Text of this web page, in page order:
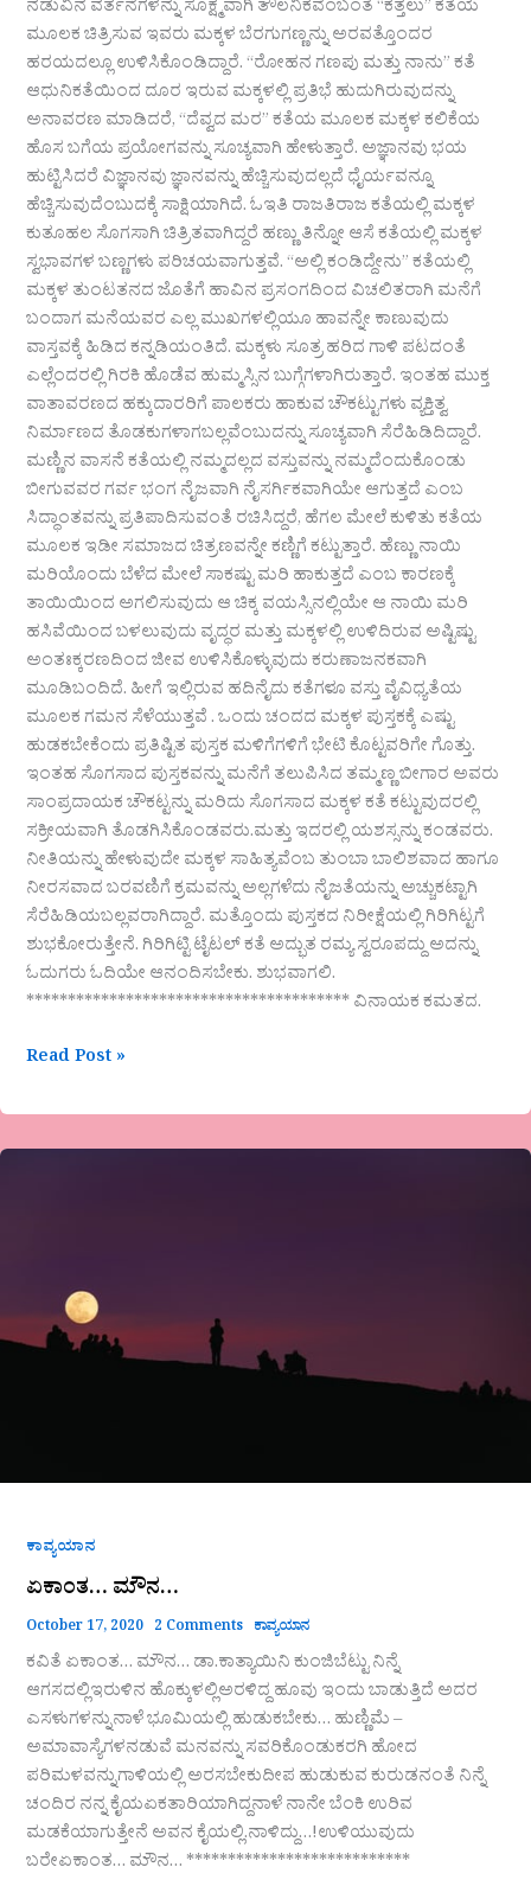
ನಡುವಿನ ವರ್ತನೆಗಳನ್ನು ಸೂಕ್ಷ್ಮವಾಗಿ ತೌಲನಿಕವೆಂಬಂತೆ “ಕತ್ತಲು” ಕತೆಯ
ಮೂಲಕ ಚಿತ್ರಿಸುವ ಇವರು ಮಕ್ಕಳ ಬೆರಗುಗಣ್ಣನ್ನು ಅರವತ್ತೊಂದರ
ಹರಯದಲ್ಲೂ ಉಳಿಸಿಕೊಂಡಿದ್ದಾರೆ. “ರೋಹನ ಗಣಪು ಮತ್ತು ನಾನು” ಕತೆ
ಆಧುನಿಕತೆಯಿಂದ ದೂರ ಇರುವ ಮಕ್ಕಳಲ್ಲಿ ಪ್ರತಿಭೆ ಹುದುಗಿರುವುದನ್ನು
ಅನಾವರಣ ಮಾಡಿದರೆ, “ದೆವ್ವದ ಮರ” ಕತೆಯ ಮೂಲಕ ಮಕ್ಕಳ ಕಲಿಕೆಯ
ಹೊಸ ಬಗೆಯ ಪ್ರಯೋಗವನ್ನು ಸೂಚ್ಯವಾಗಿ ಹೇಳುತ್ತಾರೆ. ಅಜ್ಞಾನವು ಭಯ
ಹುಟ್ಟಿಸಿದರೆ ವಿಜ್ಞಾನವು ಜ್ಞಾನವನ್ನು ಹೆಚ್ಚಿಸುವುದಲ್ಲದೆ ಧೈರ್ಯವನ್ನೂ
ಹೆಚ್ಚಿಸುವುದೆಂಬುದಕ್ಕೆ ಸಾಕ್ಷಿಯಾಗಿದೆ. ಓಇತಿ ರಾಜತಿರಾಜ ಕತೆಯಲ್ಲಿ ಮಕ್ಕಳ
ಕುತೂಹಲ ಸೊಗಸಾಗಿ ಚಿತ್ರಿತವಾಗಿದ್ದರೆ ಹಣ್ಣು ತಿನ್ನೋ ಆಸೆ ಕತೆಯಲ್ಲಿ ಮಕ್ಕಳ
ಸ್ವಭಾವಗಳ ಬಣ್ಣಗಳು ಪರಿಚಯವಾಗುತ್ತವೆ. “ಅಲ್ಲಿ ಕಂಡಿದ್ದೇನು” ಕತೆಯಲ್ಲಿ
ಮಕ್ಕಳ ತುಂಟತನದ ಜೊತೆಗೆ ಹಾವಿನ ಪ್ರಸಂಗದಿಂದ ವಿಚಲಿತರಾಗಿ ಮನೆಗೆ
ಬಂದಾಗ ಮನೆಯವರ ಎಲ್ಲ ಮುಖಗಳಲ್ಲಿಯೂ ಹಾವನ್ನೇ ಕಾಣುವುದು
ವಾಸ್ತವಕ್ಕೆ ಹಿಡಿದ ಕನ್ನಡಿಯಂತಿದೆ. ಮಕ್ಕಳು ಸೂತ್ರ ಹರಿದ ಗಾಳಿ ಪಟದಂತೆ
ಎಲ್ಲೆಂದರಲ್ಲಿ ಗಿರಕಿ ಹೊಡೆವ ಹುಮ್ಮಸ್ಸಿನ ಬುಗ್ಗೆಗಳಾಗಿರುತ್ತಾರೆ. ಇಂತಹ ಮುಕ್ತ
ವಾತಾವರಣದ ಹಕ್ಕುದಾರರಿಗೆ ಪಾಲಕರು ಹಾಕುವ ಚೌಕಟ್ಟುಗಳು ವ್ಯಕ್ತಿತ್ವ
ನಿರ್ಮಾಣದ ತೊಡಕುಗಳಾಗಬಲ್ಲವೆಂಬುದನ್ನು ಸೂಚ್ಯವಾಗಿ ಸೆರೆಹಿಡಿದಿದ್ದಾರೆ.
ಮಣ್ಣಿನ ವಾಸನೆ ಕತೆಯಲ್ಲಿ ನಮ್ಮದಲ್ಲದ ವಸ್ತುವನ್ನು ನಮ್ಮದೆಂದುಕೊಂಡು
ಬೀಗುವವರ ಗರ್ವ ಭಂಗ ನೈಜವಾಗಿ ನೈಸರ್ಗಿಕವಾಗಿಯೇ ಆಗುತ್ತದೆ ಎಂಬ
ಸಿದ್ಧಾಂತವನ್ನು ಪ್ರತಿಪಾದಿಸುವಂತೆ ರಚಿಸಿದ್ದರೆ, ಹೆಗಲ ಮೇಲೆ ಕುಳಿತು ಕತೆಯ
ಮೂಲಕ ಇಡೀ ಸಮಾಜದ ಚಿತ್ರಣವನ್ನೇ ಕಣ್ಣಿಗೆ ಕಟ್ಟುತ್ತಾರೆ. ಹೆಣ್ಣು ನಾಯಿ
ಮರಿಯೊಂದು ಬೆಳೆದ ಮೇಲೆ ಸಾಕಷ್ಟು ಮರಿ ಹಾಕುತ್ತದೆ ಎಂಬ ಕಾರಣಕ್ಕೆ
ತಾಯಿಯಿಂದ ಅಗಲಿಸುವುದು ಆ ಚಿಕ್ಕ ವಯಸ್ಸಿನಲ್ಲಿಯೇ ಆ ನಾಯಿ ಮರಿ
ಹಸಿವೆಯಿಂದ ಬಳಲುವುದು ವೃದ್ಧರ ಮತ್ತು ಮಕ್ಕಳಲ್ಲಿ ಉಳಿದಿರುವ ಅಷ್ಟಿಷ್ಟು
ಅಂತಃಕ್ಕರಣದಿಂದ ಜೀವ ಉಳಿಸಿಕೊಳ್ಳುವುದು ಕರುಣಾಜನಕವಾಗಿ
ಮೂಡಿಬಂದಿದೆ. ಹೀಗೆ ಇಲ್ಲಿರುವ ಹದಿನೈದು ಕತೆಗಳೂ ವಸ್ತು ವೈವಿಧ್ಯತೆಯ
ಮೂಲಕ ಗಮನ ಸೆಳೆಯುತ್ತವೆ . ಒಂದು ಚಂದದ ಮಕ್ಕಳ ಪುಸ್ತಕಕ್ಕೆ ಎಷ್ಟು
ಹುಡಕಬೇಕೆಂದು ಪ್ರತಿಷ್ಟಿತ ಪುಸ್ತಕ ಮಳಿಗೆಗಳಿಗೆ ಭೇಟಿ ಕೊಟ್ಟವರಿಗೇ ಗೊತ್ತು.
ಇಂತಹ ಸೊಗಸಾದ ಪುಸ್ತಕವನ್ನು ಮನೆಗೆ ತಲುಪಿಸಿದ ತಮ್ಮಣ್ಣ ಬೀಗಾರ ಅವರು
ಸಾಂಪ್ರದಾಯಕ ಚೌಕಟ್ಟನ್ನು ಮರಿದು ಸೊಗಸಾದ ಮಕ್ಕಳ ಕತೆ ಕಟ್ಟುವುದರಲ್ಲಿ
ಸಕ್ರೀಯವಾಗಿ ತೊಡಗಿಸಿಕೊಂಡವರು.ಮತ್ತು ಇದರಲ್ಲಿ ಯಶಸ್ಸನ್ನು ಕಂಡವರು.
ನೀತಿಯನ್ನು ಹೇಳುವುದೇ ಮಕ್ಕಳ ಸಾಹಿತ್ಯವೆಂಬ ತುಂಬಾ ಬಾಲಿಶವಾದ ಹಾಗೂ
ನೀರಸವಾದ ಬರವಣಿಗೆ ಕ್ರಮವನ್ನು ಅಲ್ಲಗಳೆದು ನೈಜತೆಯನ್ನು ಅಚ್ಚುಕಟ್ಟಾಗಿ
ಸೆರೆಹಿಡಿಯಬಲ್ಲವರಾಗಿದ್ದಾರೆ. ಮತ್ತೊಂದು ಪುಸ್ತಕದ ನಿರೀಕ್ಷೆಯಲ್ಲಿ ಗಿರಿಗಿಟ್ಟಗೆ
ಶುಭಕೋರುತ್ತೇನೆ. ಗಿರಿಗಿಟ್ಟಿ ಟೈಟಲ್ ಕತೆ ಅದ್ಭುತ ರಮ್ಯ ಸ್ವರೂಪದ್ದು ಅದನ್ನು
ಓದುಗರು ಓದಿಯೇ ಆನಂದಿಸಬೇಕು. ಶುಭವಾಗಲಿ.
*************************************** ವಿನಾಯಕ ಕಮತದ.
Read Post »
ಕಾವ್ಯಯಾನ
ಏಕಾಂತ… ಮೌನ…
October 17, 2020 2 Comments ಕಾವ್ಯಯಾನ
ಕವಿತೆ ಏಕಾಂತ… ಮೌನ… ಡಾ.ಕಾತ್ಯಾಯಿನಿ ಕುಂಜಿಬೆಟ್ಟು ನಿನ್ನೆ
ಆಗಸದಲ್ಲಿಇರುಳಿನ ಹೊಕ್ಕುಳಲ್ಲಿಅರಳಿದ್ದ ಹೂವು ಇಂದು ಬಾಡುತ್ತಿದೆ ಅದರ
ಎಸಳುಗಳನ್ನುನಾಳೆ ಭೂಮಿಯಲ್ಲಿ ಹುಡುಕಬೇಕು… ಹುಣ್ಣಿಮೆ –
ಅಮಾವಾಸ್ಯೆಗಳನಡುವೆ ಮನವನ್ನು ಸವರಿಕೊಂಡುಕರಗಿ ಹೋದ
ಪರಿಮಳವನ್ನುಗಾಳಿಯಲ್ಲಿ ಅರಸಬೇಕುದೀಪ ಹುಡುಕುವ ಕುರುಡನಂತೆ ನಿನ್ನೆ
ಚಂದಿರ ನನ್ನ ಕೈಯಏಕತಾರಿಯಾಗಿದ್ದನಾಳೆ ನಾನೇ ಬೆಂಕಿ ಉರಿವ
ಮಡಕೆಯಾಗುತ್ತೇನೆ ಅವನ ಕೈಯಲ್ಲಿ.ನಾಳಿದ್ದು…!ಉಳಿಯುವುದು
ಬರೇಏಕಾಂತ… ಮೌನ… ***************************